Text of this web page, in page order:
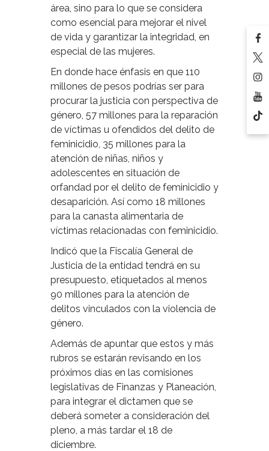
área, sino para lo que se considera
como esencial para mejorar el nivel
de vida y garantizar la integridad, en
especial de las mujeres.
En donde hace énfasis en que 110
millones de pesos podrías ser para
procurar la justicia con perspectiva de
género, 57 millones para la reparación
de víctimas u ofendidos del delito de
feminicidio, 35 millones para la
atención de niñas, niños y
adolescentes en situación de
orfandad por el delito de feminicidio y
desaparición. Así como 18 millones
para la canasta alimentaria de
víctimas relacionadas con feminicidio.
Indicó que la Fiscalía General de
Justicia de la entidad tendrá en su
presupuesto, etiquetados al menos
90 millones para la atención de
delitos vinculados con la violencia de
género.
Además de apuntar que estos y más
rubros se estarán revisando en los
próximos días en las comisiones
legislativas de Finanzas y Planeación,
para integrar el dictamen que se
deberá someter a consideración del
pleno, a más tardar el 18 de
diciembre.